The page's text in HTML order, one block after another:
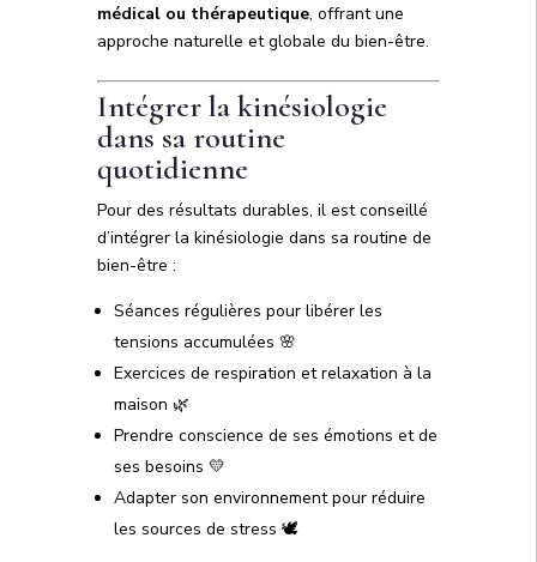
médical ou thérapeutique, offrant une
approche naturelle et globale du bien-être.
Intégrer la kinésiologie
dans sa routine
quotidienne
Pour des résultats durables, il est conseillé
d’intégrer la kinésiologie dans sa routine de
bien-être :
Séances régulières pour libérer les
tensions accumulées 🌸
Exercices de respiration et relaxation à la
maison 🌿
Prendre conscience de ses émotions et de
ses besoins 💛
Adapter son environnement pour réduire
les sources de stress 🕊️